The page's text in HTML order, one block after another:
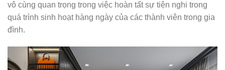
vô cùng quan trọng trong việc hoàn tất sự tiện nghi trong
quá trình sinh hoạt hàng ngày của các thành viên trong gia
đình.